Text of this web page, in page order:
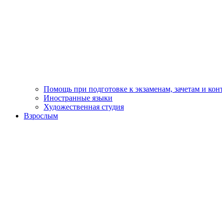
Помощь при подготовке к экзаменам, зачетам и
Иностранные языки
Художественная студия
Взрослым